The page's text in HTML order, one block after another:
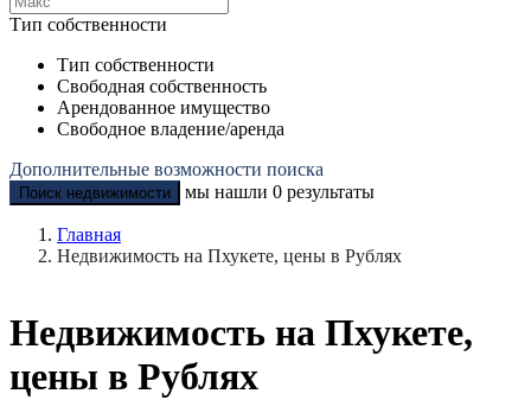
Тип собственности
Тип собственности
Свободная собственность
Арендованное имущество
Свободное владение/аренда
Дополнительные возможности поиска
Поиск недвижимости мы нашли 0 результаты
Главная
Недвижимость на Пхукете, цены в Рублях
Недвижимость на Пхукете,
цены в Рублях